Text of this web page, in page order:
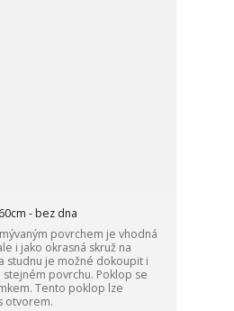
- bez dna
povrchem je vhodná
i jako okrasná skruž na
studnu je možné dokoupit i
povrchu. Poklop se
Tento poklop lze
otvorem.